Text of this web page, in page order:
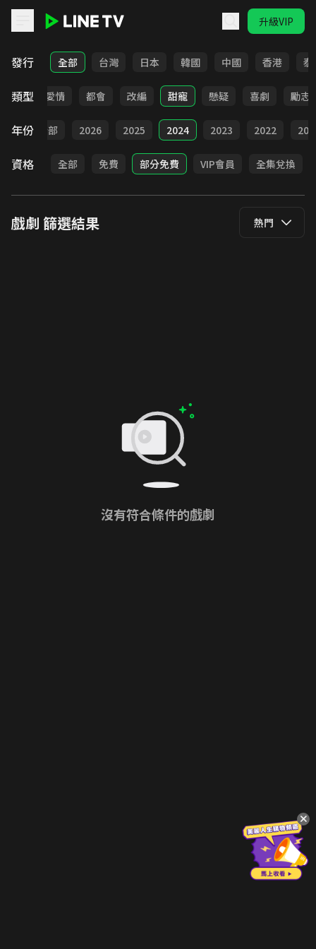
升級VIP
LINE TV - 戲劇
發行 全部 台灣 日本 韓國 中國 香港 泰
類型
古裝 愛情 都會 改編 甜寵 懸疑 喜劇 勵志
年份 全部 2026 2025 2024 2023 2022
資格 全部 免費 部分免費 VIP會員 全集兌換
戲劇 篩選結果 熱門
沒有符合條件的戲劇